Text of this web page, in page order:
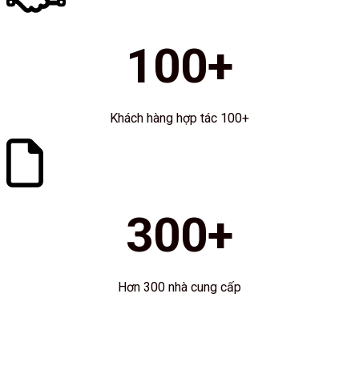
100+
Khách hàng hợp tác 100+
300+
Hơn 300 nhà cung cấp